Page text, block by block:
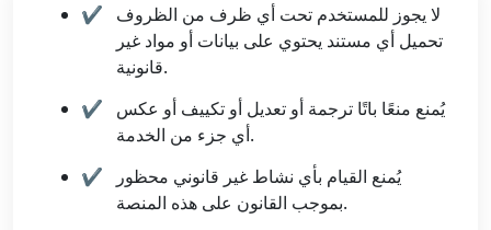
لا يجوز للمستخدم تحت أي ظرف من الظروف
تحميل أي مستند يحتوي على بيانات أو مواد غير
قانونية.
يُمنع منعًا باتًا ترجمة أو تعديل أو تكييف أو عكس
أي جزء من الخدمة.
يُمنع القيام بأي نشاط غير قانوني محظور
بموجب القانون على هذه المنصة.